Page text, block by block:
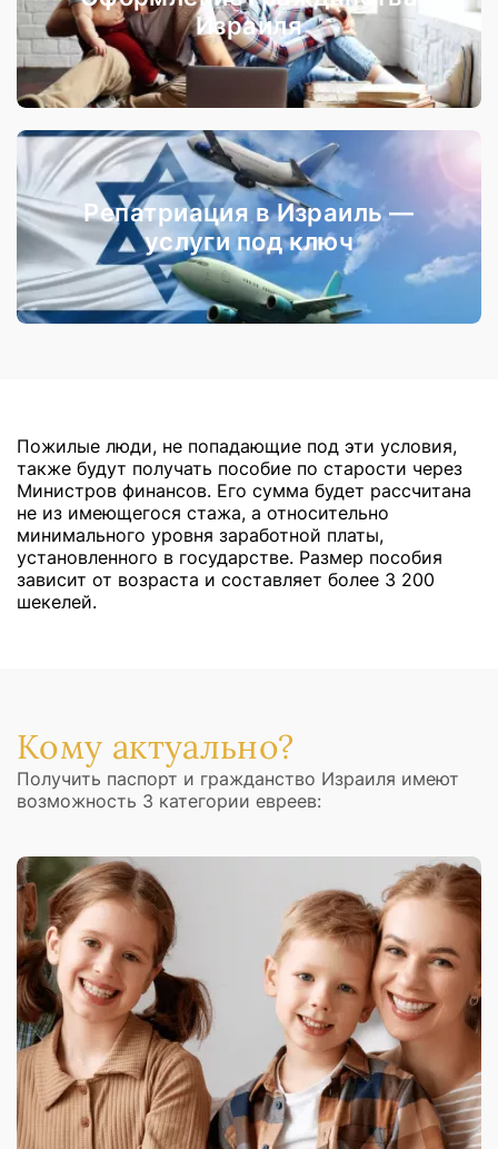
Израиля
Репатриация в Израиль —
услуги под ключ
Пожилые люди, не попадающие под эти условия,
также будут получать пособие по старости через
Министров финансов. Его сумма будет рассчитана
не из имеющегося стажа, а относительно
минимального уровня заработной платы,
установленного в государстве. Размер пособия
зависит от возраста и составляет более 3 200
шекелей.
Кому актуально?
Получить паспорт и гражданство Израиля имеют
возможность 3 категории евреев: